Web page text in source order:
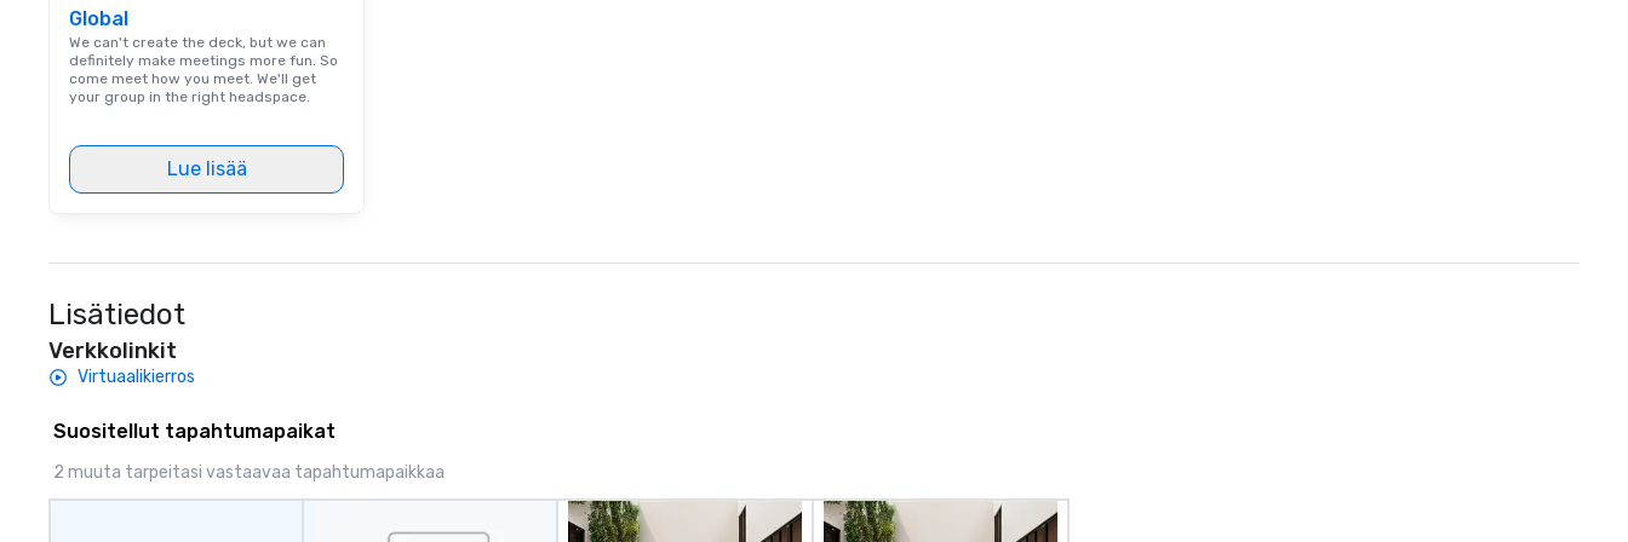
Global
We can't create the deck, but we can
definitely make meetings more fun. So
come meet how you meet. We'll get
your group in the right headspace.
Lue lisää
Lisätiedot
Verkkolinkit
Virtuaalikierros
Suositellut tapahtumapaikat
2 muuta tarpeitasi vastaavaa tapahtumapaikkaa